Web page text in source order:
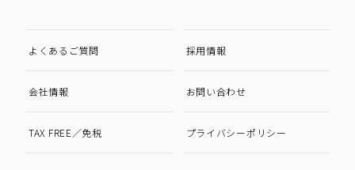
よくあるご質問 採用情報
会社情報 お問い合わせ
TAX FREE／免税 プライバシーポリシー